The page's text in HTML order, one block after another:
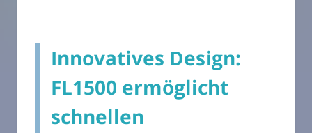
Innovatives Design:
FL1500 ermöglicht
schnellen